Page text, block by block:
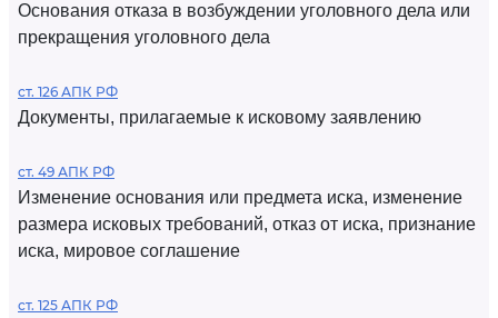
Основания отказа в возбуждении уголовного дела или
прекращения уголовного дела
ст. 126 АПК РФ
Документы, прилагаемые к исковому заявлению
ст. 49 АПК РФ
Изменение основания или предмета иска, изменение
размера исковых требований, отказ от иска, признание
иска, мировое соглашение
ст. 125 АПК РФ